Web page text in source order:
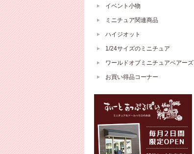
イベント小物
ミニチュア関連商品
ハイジオット
1/24サイズのミニチュア
ワールドオブミニチュアベアーズ
お買い得品コーナー